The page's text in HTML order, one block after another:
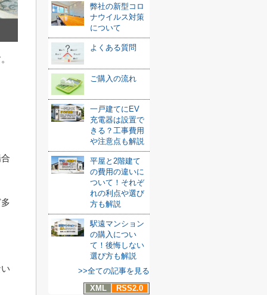
弊社の新型コロ
ナウイルス対策
について
よくある質問
ご購入の流れ
一戸建てにEV
充電器は設置で
きる？工事費用
や注意点も解説
平屋と2階建て
の費用の違いに
ついて！それぞ
れの利点や選び
方も解説
駅遠マンション
の購入につい
て！後悔しない
選び方も解説
>>全ての記事を見る
XML
RSS2.0